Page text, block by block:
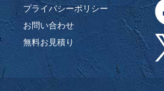
プライバシーポリシー
お問い合わせ
無料お見積り